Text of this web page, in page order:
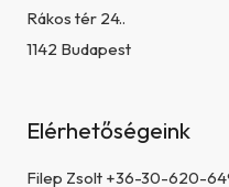
Rákos tér 24..
1142 Budapest
Elérhetőségeink
Filep Zsolt +36-30-620-